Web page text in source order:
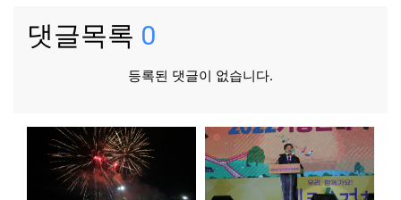
댓글목록 0
등록된 댓글이 없습니다.